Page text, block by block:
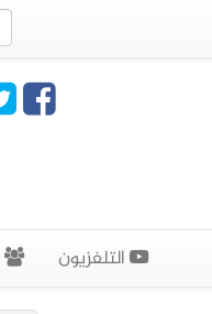
التلفزيون